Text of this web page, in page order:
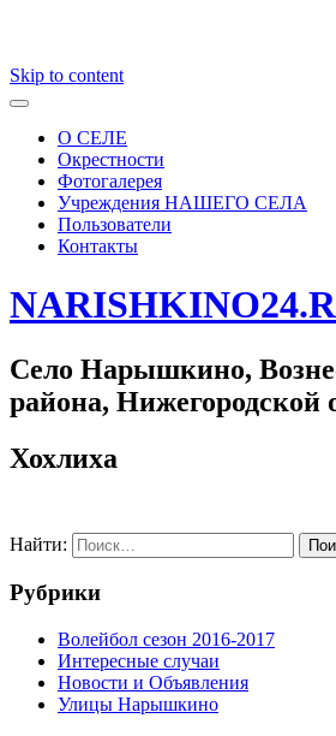
Skip to content
О СЕЛЕ
Окрестности
Фотогалерея
Учреждения НАШЕГО СЕЛА
Пользователи
Контакты
Село Нарышкино,
района, Нижегородской
Хохлиха
Найти:
Рубрики
Волейбол сезон 2016-2017
Интересные случаи
Новости и Объявления
Улицы Нарышкино